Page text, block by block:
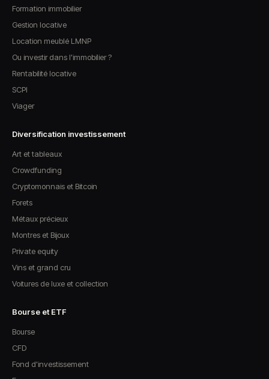
Formation immobilier
Gestion locative
Location meublé LMNP
Ou investir dans l'immobilier ?
Rentabilité locative
SCPI
Viager
Diversification investissement
Art et tableaux
Crowdfunding
Cryptomonnais et Bitcoin
Forets
Métaux précieux
Montres et Bijoux
Private equity
Vins et grand cru
Voitures de luxe et collection
Bourse et ETF
Bourse
CFD
Fond d'investissement